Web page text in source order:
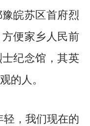
皖苏区首府烈
便家乡人民前
纪念馆，其英
的人。
，我们现在的